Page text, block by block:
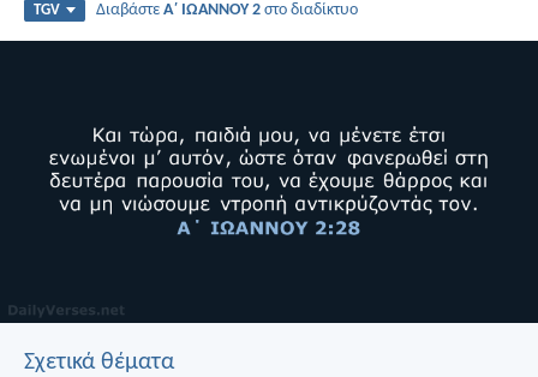
TGV ΔιαβάστεΑ΄ ΙΩΑΝΝΟΥ 2 στο διαδίκτυο
Σχετικά θέματα